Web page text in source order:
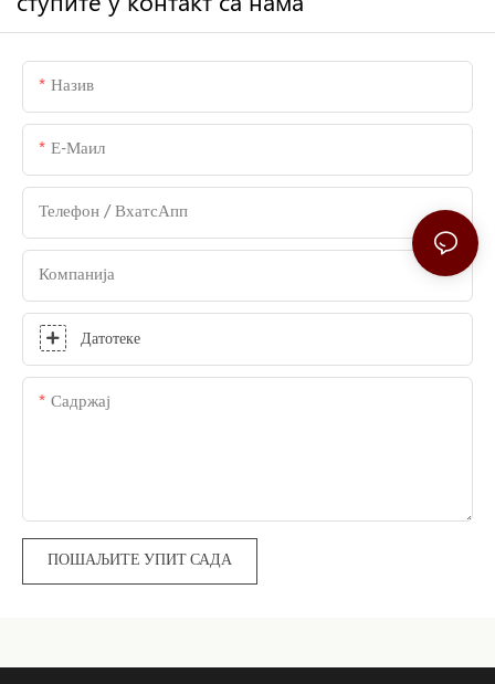
Назив
Е-Маил
Телефон / ВхатсАпп
Компанија
Датотеке
Садржај
ПОШАЉИТЕ УПИТ САДА